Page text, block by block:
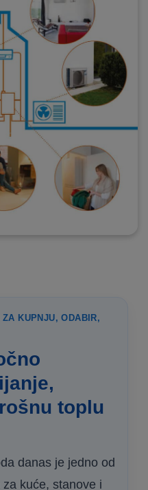
KUPNJU, ODABIR,
toplu
danas je jedno od
kuće, stanove i